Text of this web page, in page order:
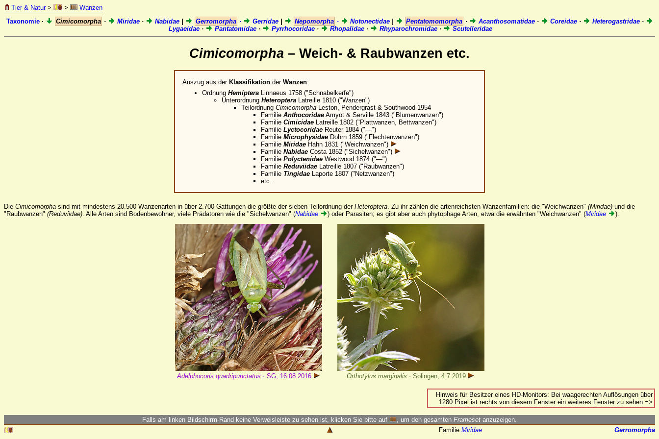
Tier & Natur> >
Wanzen
Taxonomie· Cimicomorpha · Miridae· Nabidae| Gerromorpha · Gerridae| Nepomorpha · Notonectidae| Pentatomomorpha · Acanthosomatidae· Coreidae· Heterogastridae·
Lygaeidae · Pantatomidae · Pyrrhocoridae · Rhopalidae · Rhyparochromidae · Scutelleridae
Cimicomorpha – Weich- & Raubwanzen etc.
Auszug aus der Klassifikation der Wanzen:
Ordnung Hemiptera Linnaeus 1758 ("Schnabelkerfe")
Unterordnung Heteroptera Latreille 1810 ("Wanzen")
Teilordnung Cimicomorpha Leston, Pendergrast & Southwood 1954
Familie Anthocoridae Amyot & Serville 1843 ("Blumenwanzen")
Familie Cimicidae Latreille 1802 ("Plattwanzen, Bettwanzen")
Familie Lyctocoridae Reuter 1884 ("—")
Familie Microphysidae Dohrn 1859 ("Flechtenwanzen")
Familie Miridae Hahn 1831 ("Weichwanzen")
Familie Nabidae Costa 1852 ("Sichelwanzen")
Familie Polyctenidae Westwood 1874 ("—")
Familie Reduviidae Latreille 1807 ("Raubwanzen")
Familie Tingidae Laporte 1807 ("Netzwanzen")
etc.
Die Cimicomorpha sind mit mindestens 20.500 Wanzenarten in über 2.700 Gattungen die größte der sieben Teilordnung der Heteroptera. Zu ihr zählen die artenreichsten Wanzenfamilien: die "Weichwanzen" (Miridae) und die
"Raubwanzen" (Reduviidae). Alle Arten sind Bodenbewohner, viele Prädatoren wie die "Sichelwanzen" (Nabidae ) oder Parasiten; es gibt aber auch phytophage Arten, etwa die erwähnten "Weichwanzen" (Miridae ).
Adelphocoris quadripunctatus · SG, 16.08.2016 Orthotylus marginalis · Solingen, 4.7.2019
Hinweis für Besitzer eines HD-Monitors: Bei waagerechten Auflösungen über
1280 Pixel ist rechts von diesem Fenster ein weiteres Fenster zu sehen =>
Falls am linken Bildschirm-Rand keine Verweisleiste zu sehen ist, klicken Sie bitte auf , um den gesamten Frameset anzuzeigen.
Familie Miridae Gerromorpha